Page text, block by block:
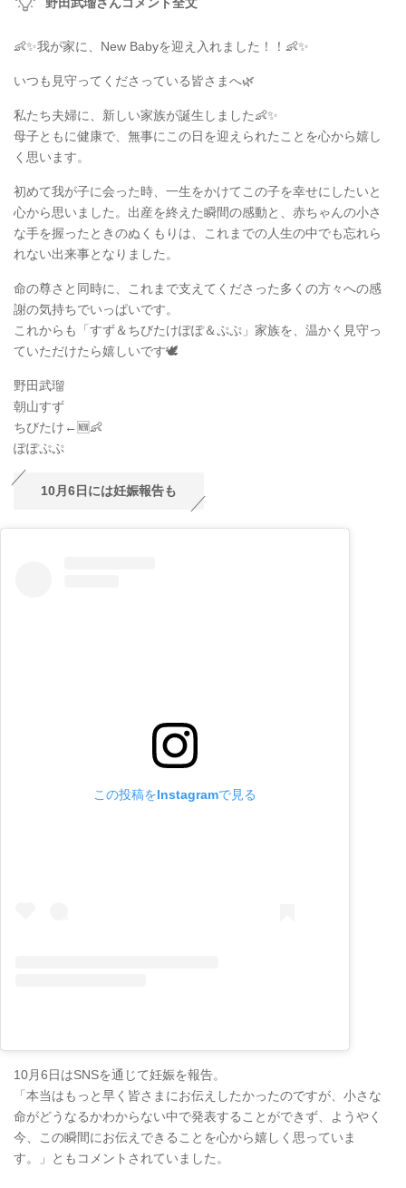
👶✨我が家に、New Babyを迎え入れました！！👶✨
いつも見守ってくださっている皆さまへ🌿
私たち夫婦に、新しい家族が誕生しました👶✨
母子ともに健康で、無事にこの日を迎えられたことを心から嬉し
く思います。
初めて我が子に会った時、一生をかけてこの子を幸せにしたいと
心から思いました。出産を終えた瞬間の感動と、赤ちゃんの小さ
な手を握ったときのぬくもりは、これまでの人生の中でも忘れら
れない出来事となりました。
命の尊さと同時に、これまで支えてくださった多くの方々への感
謝の気持ちでいっぱいです。
これからも「すず＆ちびたけぽぽ＆ぷぷ」家族を、温かく見守っ
ていただけたら嬉しいです🕊️
野田武瑠
朝山すず
ちびたけ←🆕👶
ぽぽぷぷ
10月6日には妊娠報告も
この投稿をInstagramで見る
10月6日はSNSを通じて妊娠を報告。
「本当はもっと早く皆さまにお伝えしたかったのですが、小さな
命がどうなるかわからない中で発表することができず、ようやく
今、この瞬間にお伝えできることを心から嬉しく思っていま
す。」ともコメントされていました。